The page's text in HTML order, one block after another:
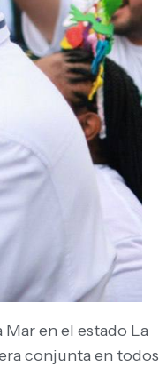
Mar en el estado La
conjunta en todos